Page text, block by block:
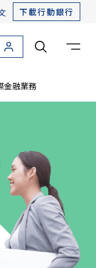
下載行動銀行
融 海外據點
金融業務